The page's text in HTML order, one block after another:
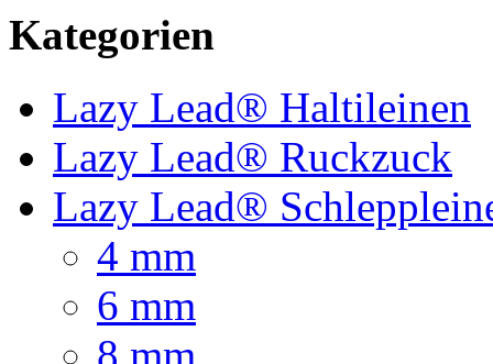
Kategorien
Lazy Lead® Haltileinen
Lazy Lead® Ruckzuck
Lazy Lead®
4 mm
6 mm